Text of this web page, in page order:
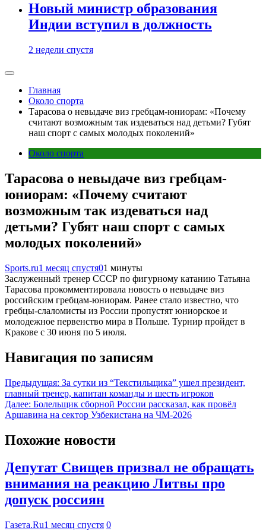
Новый министр образования
Индии вступил в должность
2 недели спустя
Главная
Около спорта
Тарасова о невыдаче виз гребцам-юниорам: «Почему
считают возможным так издеваться над детьми? Губят
наш спорт с самых молодых поколений»
Около спорта
Тарасова о невыдаче виз гребцам-
юниорам: «Почему считают
возможным так издеваться над
детьми? Губят наш спорт с самых
молодых поколений»
Sports.ru1 месяц спустя01 минуты
Заслуженный тренер СССР по фигурному катанию Татьяна
Тарасова прокомментировала новость о невыдаче виз
российским гребцам-юниорам. Ранее стало известно, что
гребцы-слаломисты из России пропустят юниорское и
молодежное первенство мира в Польше. Турнир пройдет в
Кракове с 30 июня по 5 июля.
Навигация по записям
Предыдущая: За сутки из “Текстильщика” ушел президент,
главный тренер, капитан команды и шесть игроков
Далее: Болельщик сборной России рассказал, как провёл
Аршавина на сектор Узбекистана на ЧМ-2026
Похожие новости
Депутат Свищев призвал не обращать
внимания на реакцию Литвы про
допуск россиян
Газета.Ru1 месяц спустя 0